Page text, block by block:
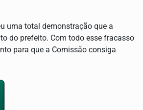
uma total demonstração que a
do prefeito. Com todo esse fracasso
para que a Comissão consiga